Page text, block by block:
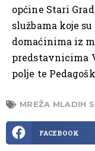
općine Stari
službama koje
domaćinima iz
predstavnicima
polje te
MREŽA MLADIH
FACEBOOK